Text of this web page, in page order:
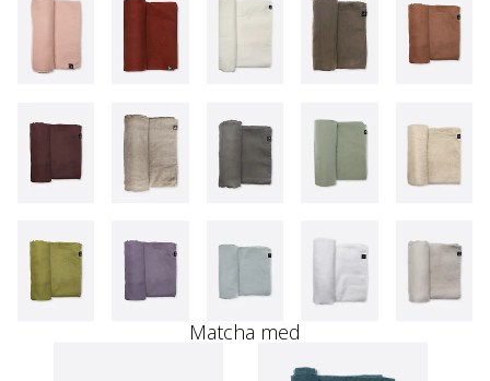
Matcha med